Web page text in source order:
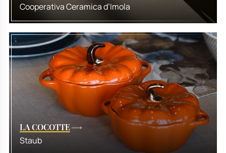
Cooperativa Ceramica d’Imola
LA COCOTTE
Staub